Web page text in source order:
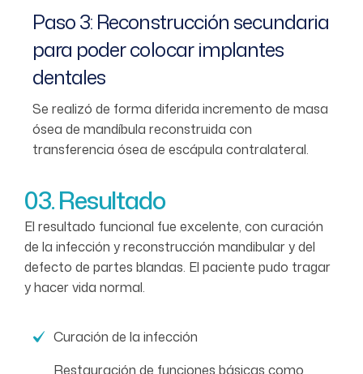
Paso 3: Reconstrucción secundaria
para poder colocar implantes
dentales
Se realizó de forma diferida incremento de masa
ósea de mandíbula reconstruida con
transferencia ósea de escápula contralateral.
03. Resultado
El resultado funcional fue excelente, con curación
de la infección y reconstrucción mandibular y del
defecto de partes blandas. El paciente pudo tragar
y hacer vida normal.
Curación de la infección
Restauración de funciones básicas como